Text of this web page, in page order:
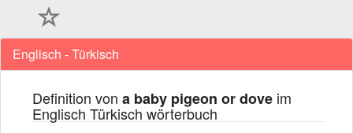
Englisch - Türkisch
Definition von a baby pigeon or dove im
Englisch Türkisch wörterbuch